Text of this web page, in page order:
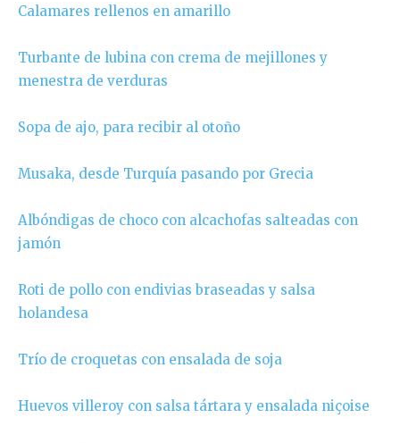
Calamares rellenos en amarillo
Turbante de lubina con crema de mejillones y
menestra de verduras
Sopa de ajo, para recibir al otoño
Musaka, desde Turquía pasando por Grecia
Albóndigas de choco con alcachofas salteadas con
jamón
Roti de pollo con endivias braseadas y salsa
holandesa
Trío de croquetas con ensalada de soja
Huevos villeroy con salsa tártara y ensalada niçoise